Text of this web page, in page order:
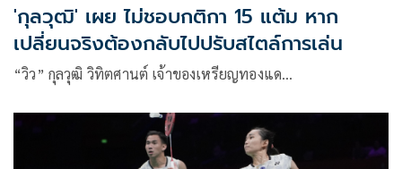
'กุลวุฒิ' เผย ไม่ชอบกติกา 15 แต้ม หาก
เปลี่ยนจริงต้องกลับไปปรับสไตล์การเล่น
“วิว” กุลวุฒิ วิทิตศานต์ เจ้าของเหรียญทองแด…